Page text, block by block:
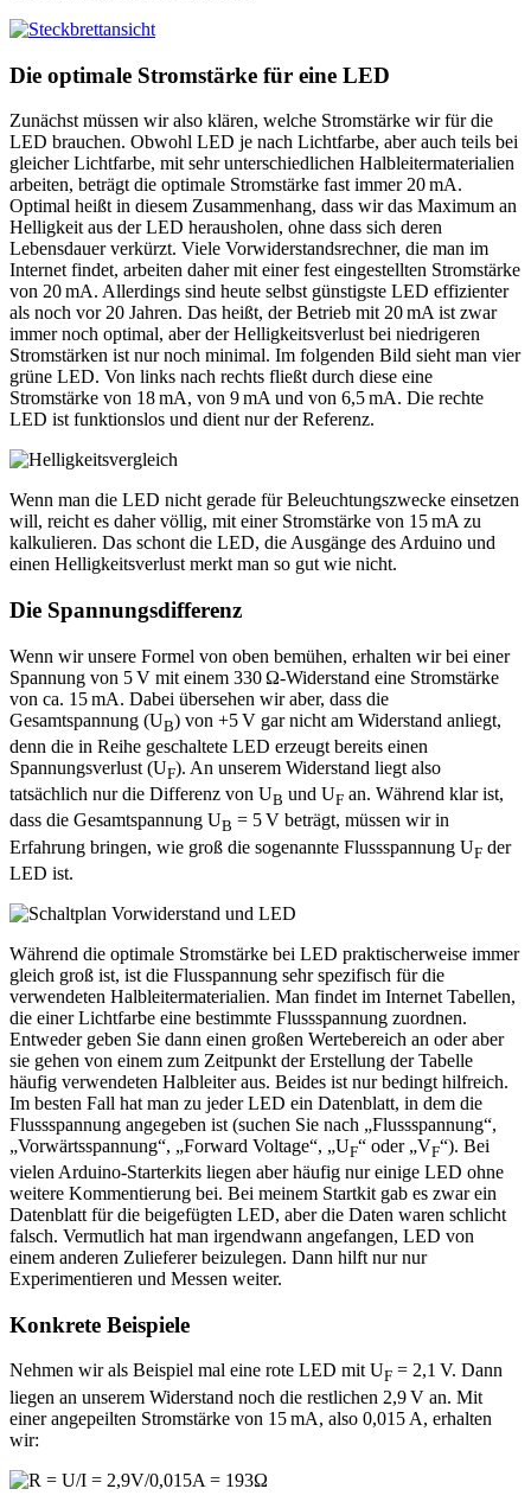
Die optimale Stromstärke für eine LED
Zunächst müssen wir also klären, welche Stromstärke wir für die
LED brauchen. Obwohl LED je nach Lichtfarbe, aber auch teils bei
gleicher Lichtfarbe, mit sehr unterschiedlichen Halbleitermaterialien
arbeiten, beträgt die optimale Stromstärke fast immer 20 mA.
Optimal heißt in diesem Zusammenhang, dass wir das Maximum an
Helligkeit aus der LED herausholen, ohne dass sich deren
Lebensdauer verkürzt. Viele Vorwiderstandsrechner, die man im
Internet findet, arbeiten daher mit einer fest eingestellten Stromstärke
von 20 mA. Allerdings sind heute selbst günstigste LED effizienter
als noch vor 20 Jahren. Das heißt, der Betrieb mit 20 mA ist zwar
immer noch optimal, aber der Helligkeitsverlust bei niedrigeren
Stromstärken ist nur noch minimal. Im folgenden Bild sieht man vier
grüne LED. Von links nach rechts fließt durch diese eine
Stromstärke von 18 mA, von 9 mA und von 6,5 mA. Die rechte
LED ist funktionslos und dient nur der Referenz.
Wenn man die LED nicht gerade für Beleuchtungszwecke einsetzen
will, reicht es daher völlig, mit einer Stromstärke von 15 mA zu
kalkulieren. Das schont die LED, die Ausgänge des Arduino und
einen Helligkeitsverlust merkt man so gut wie nicht.
Die Spannungsdifferenz
Wenn wir unsere Formel von oben bemühen, erhalten wir bei einer
Spannung von 5 V mit einem 330 Ω-Widerstand eine Stromstärke
von ca. 15 mA. Dabei übersehen wir aber, dass die
Gesamtspannung (UB) von +5 V gar nicht am Widerstand anliegt,
denn die in Reihe geschaltete LED erzeugt bereits einen
Spannungsverlust (UF). An unserem Widerstand liegt also
tatsächlich nur die Differenz von UB und UF an. Während klar ist,
dass die Gesamtspannung UB = 5 V beträgt, müssen wir in
Erfahrung bringen, wie groß die sogenannte Flussspannung UF der
LED ist.
Während die optimale Stromstärke bei LED praktischerweise immer
gleich groß ist, ist die Flusspannung sehr spezifisch für die
verwendeten Halbleitermaterialien. Man findet im Internet Tabellen,
die einer Lichtfarbe eine bestimmte Flussspannung zuordnen.
Entweder geben Sie dann einen großen Wertebereich an oder aber
sie gehen von einem zum Zeitpunkt der Erstellung der Tabelle
häufig verwendeten Halbleiter aus. Beides ist nur bedingt hilfreich.
Im besten Fall hat man zu jeder LED ein Datenblatt, in dem die
Flussspannung angegeben ist (suchen Sie nach „Flussspannung“,
„Vorwärtsspannung“, „Forward Voltage“, „UF“ oder „VF“). Bei
vielen Arduino-Starterkits liegen aber häufig nur einige LED ohne
weitere Kommentierung bei. Bei meinem Startkit gab es zwar ein
Datenblatt für die beigefügten LED, aber die Daten waren schlicht
falsch. Vermutlich hat man irgendwann angefangen, LED von
einem anderen Zulieferer beizulegen. Dann hilft nur nur
Experimentieren und Messen weiter.
Konkrete Beispiele
Nehmen wir als Beispiel mal eine rote LED mit UF = 2,1 V. Dann
liegen an unserem Widerstand noch die restlichen 2,9 V an. Mit
einer angepeilten Stromstärke von 15 mA, also 0,015 A, erhalten
wir: